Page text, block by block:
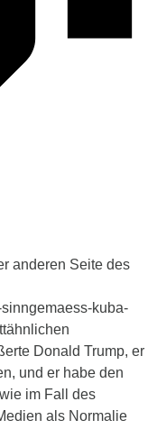
anderen Seite des
kuba-
Donald Trump, er
und er habe den
im Fall des
als Normalie